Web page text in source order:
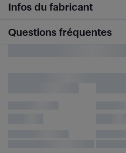
Infos du fabricant
Questions fréquentes